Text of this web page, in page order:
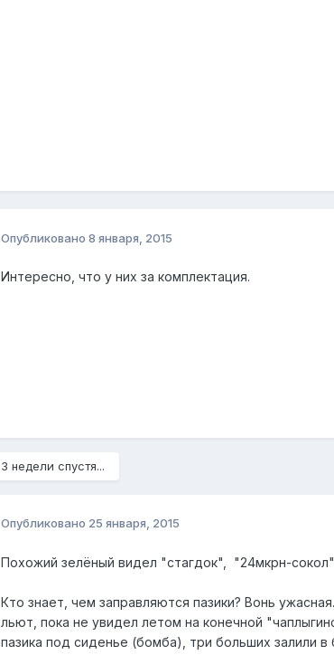
Опубликовано 8 января, 2015
Интересно, что у них за комплектация.
3 недели спустя...
Опубликовано 25 января, 2015
Похожий зелёный видел "стагдок", "24мкрн-
Кто знает, чем заправляются пазики? Вонь
льют, пока не увидел летом на конечной
пазика под сиденье (бомба), три больших залили в